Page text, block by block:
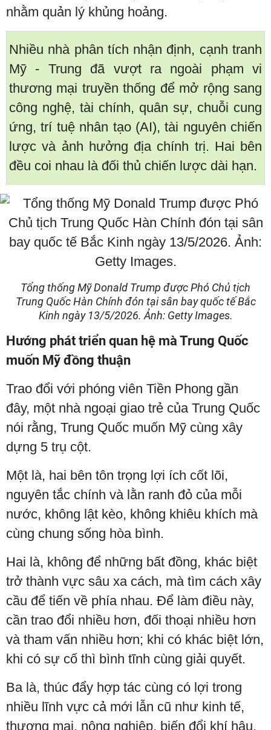
nhằm quản lý khủng hoảng.
Nhiều nhà phân tích nhận định, cạnh tranh
Mỹ - Trung đã vượt ra ngoài phạm vi
thương mại truyền thống để mở rộng sang
công nghệ, tài chính, quân sự, chuỗi cung
ứng, trí tuệ nhân tạo (AI), tài nguyên chiến
lược và ảnh hưởng địa chính trị. Hai bên
đều coi nhau là đối thủ chiến lược dài hạn.
Tổng thống Mỹ Donald Trump được Phó Chủ tịch
Trung Quốc Hàn Chính đón tại sân bay quốc tế Bắc
Kinh ngày 13/5/2026. Ảnh: Getty Images.
Hướng phát triển quan hệ mà Trung Quốc
muốn Mỹ đồng thuận
Trao đổi với phóng viên Tiền Phong gần
đây, một nhà ngoại giao trẻ của Trung Quốc
nói rằng, Trung Quốc muốn Mỹ cùng xây
dựng 5 trụ cột.
Một là, hai bên tôn trọng lợi ích cốt lõi,
nguyên tắc chính và lằn ranh đỏ của mỗi
nước, không lật kèo, không khiêu khích mà
cùng chung sống hòa bình.
Hai là, không để những bất đồng, khác biệt
trở thành vực sâu xa cách, mà tìm cách xây
cầu để tiến về phía nhau. Để làm điều này,
cần trao đổi nhiều hơn, đối thoại nhiều hơn
và tham vấn nhiều hơn; khi có khác biệt lớn,
khi có sự cố thì bình tĩnh cùng giải quyết.
Ba là, thúc đẩy hợp tác cùng có lợi trong
nhiều lĩnh vực cả mới lẫn cũ như kinh tế,
thương mại, nông nghiệp, biến đổi khí hậu,